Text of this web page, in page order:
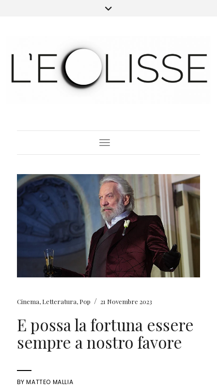
Toggle Navigation
Cinema, Letteratura, Pop / 21 Novembre 2023
E possa la fortuna essere
sempre a nostro favore
BYMATTEO MALLIA